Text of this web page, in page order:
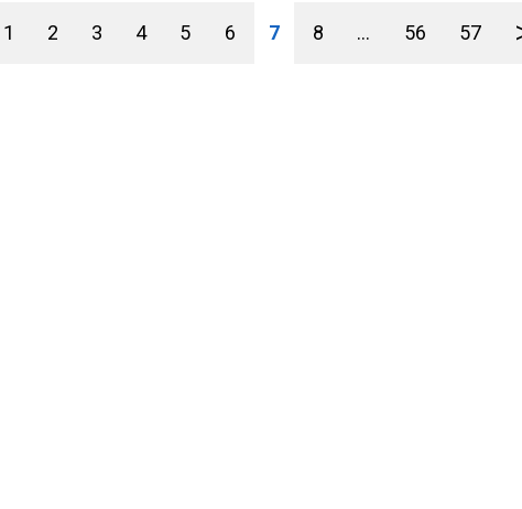
1 2 3 4 5 6 7 8 ... 56 57